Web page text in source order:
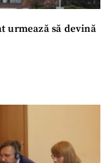
urmează să devină